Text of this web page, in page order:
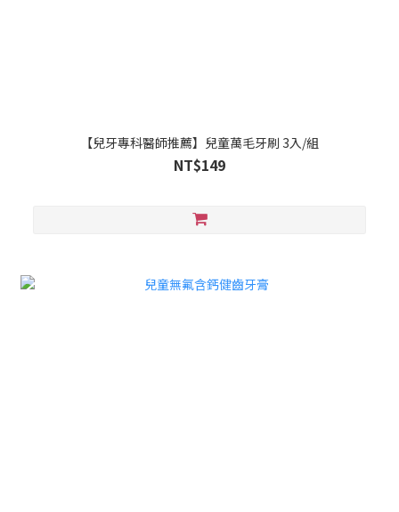
【兒牙專科醫師推薦】兒童萬毛牙刷 3入/組
NT$149